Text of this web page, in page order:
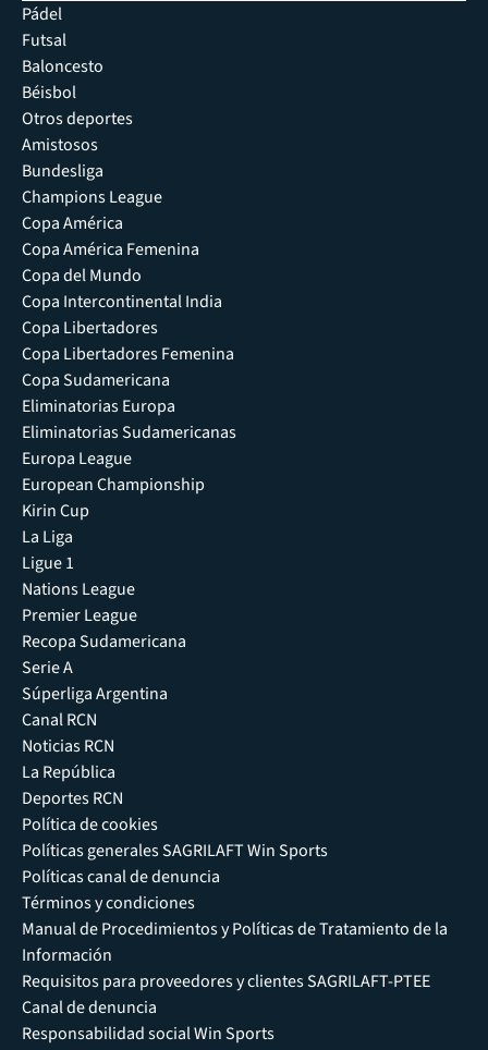
Pádel
Futsal
Baloncesto
Béisbol
Otros deportes
Amistosos
Bundesliga
Champions League
Copa América
Copa América Femenina
Copa del Mundo
Copa Intercontinental India
Copa Libertadores
Copa Libertadores Femenina
Copa Sudamericana
Eliminatorias Europa
Eliminatorias Sudamericanas
Europa League
European Championship
Kirin Cup
La Liga
Ligue 1
Nations League
Premier League
Recopa Sudamericana
Serie A
Súperliga Argentina
Canal RCN
Noticias RCN
La República
Deportes RCN
Política de cookies
Políticas generales SAGRILAFT Win Sports
Políticas canal de denuncia
Términos y condiciones
Manual de Procedimientos y Políticas de Tratamiento de la
Información
Requisitos para proveedores y clientes SAGRILAFT-PTEE
Canal de denuncia
Responsabilidad social Win Sports